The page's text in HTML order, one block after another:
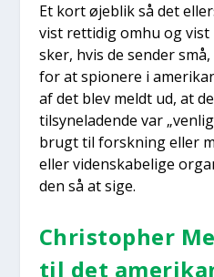
Et kort øje­blik så det
vist ret­ti­dig omhu og vist
sker, hvis de sen­der
for at spio­ne­re i
af det blev meldt ud, at
til­sy­ne­la­den­de var
brugt til forsk­ning eller
eller viden­ska­be­li­ge
den så at sige.
Chri­stop­her
til det